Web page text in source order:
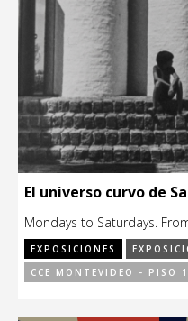
El universo curvo de
Mondays to Saturdays.
EXPOSICIONES
CCE MONTEVIDEO - PISO 1